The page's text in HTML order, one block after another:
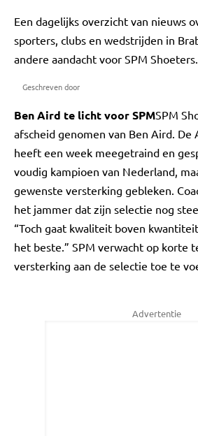
Een dagelijks overzicht van nieuws
sporters, clubs en wedstrijden in
andere aandacht voor SPM Shoeters.
Geschreven door
Ben Aird te licht voor SPMSPM
afscheid genomen van Ben Aird. De
heeft een week meegetraind en
voudig kampioen van Nederland,
gewenste versterking gebleken.
het jammer dat zijn selectie nog
“Toch gaat kwaliteit boven
het beste.” SPM verwacht op korte
versterking aan de selectie toe te
Advertentie